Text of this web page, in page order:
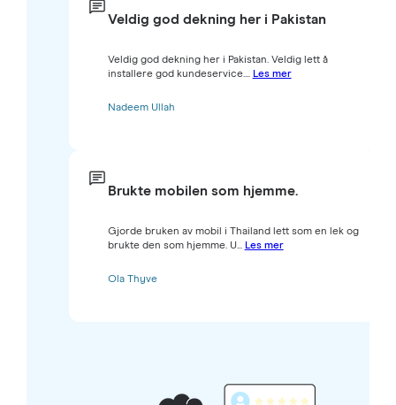
Veldig god dekning her i Pakistan
Veldig god dekning her i Pakistan. Veldig lett å
installere god kundeservice.... Les mer
Nadeem Ullah
Brukte mobilen som hjemme.
Gjorde bruken av mobil i Thailand lett som en lek og
brukte den som hjemme. U... Les mer
Ola Thyve